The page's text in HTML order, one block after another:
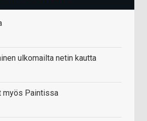
ulkomailta netin kautta
myös Paintissa